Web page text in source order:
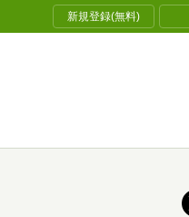
新規登録(無料)